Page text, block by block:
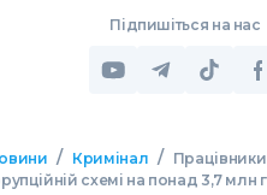
Підпишіться на нас
/ Кримінал /
схемі на понад 3,7 млн